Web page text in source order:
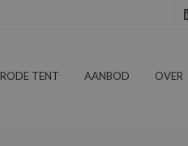
RODE TENT AANBOD OVER